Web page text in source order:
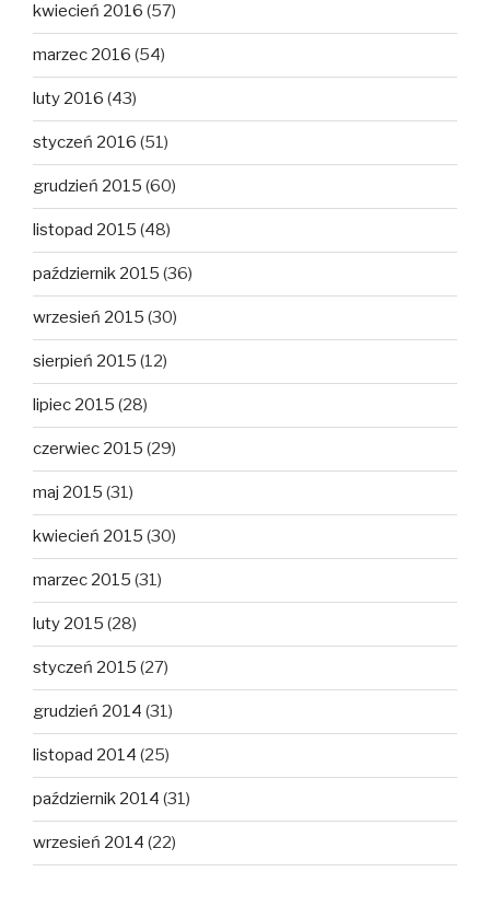
kwiecień 2016 (57)
marzec 2016 (54)
luty 2016 (43)
styczeń 2016 (51)
grudzień 2015 (60)
listopad 2015 (48)
październik 2015 (36)
wrzesień 2015 (30)
sierpień 2015 (12)
lipiec 2015 (28)
czerwiec 2015 (29)
maj 2015 (31)
kwiecień 2015 (30)
marzec 2015 (31)
luty 2015 (28)
styczeń 2015 (27)
grudzień 2014 (31)
listopad 2014 (25)
październik 2014 (31)
wrzesień 2014 (22)